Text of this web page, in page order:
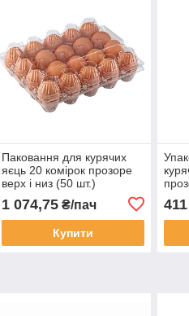
Паковання для курячих
яєць 20 комірок прозоре
верх і низ (50 шт.)
1 074,75₴/пач
Купити
411